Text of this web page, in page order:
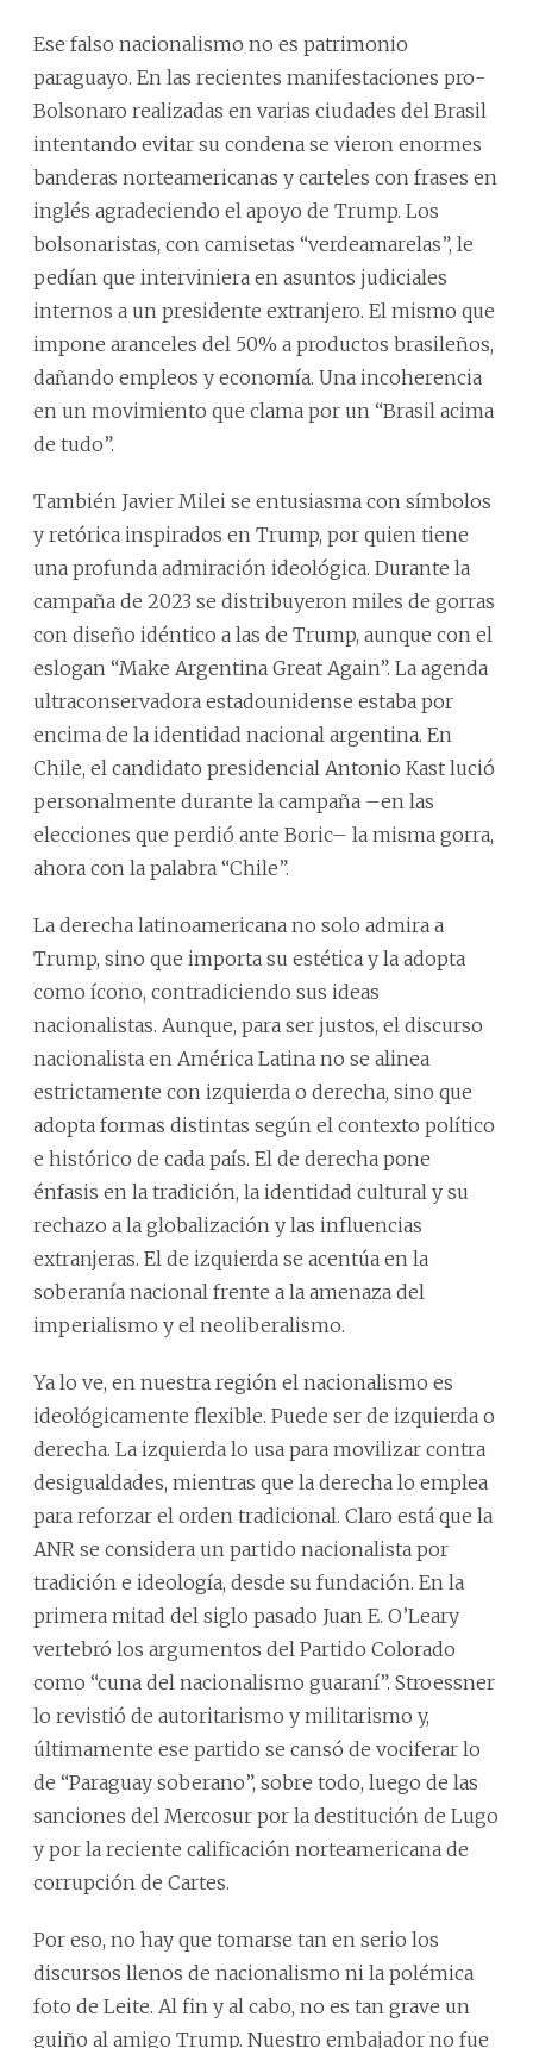
Ese falso nacionalismo no es patrimonio
paraguayo. En las recientes manifestaciones pro-
Bolsonaro realizadas en varias ciudades del Brasil
intentando evitar su condena se vieron enormes
banderas norteamericanas y carteles con frases en
inglés agradeciendo el apoyo de Trump. Los
bolsonaristas, con camisetas “verdeamarelas”, le
pedían que interviniera en asuntos judiciales
internos a un presidente extranjero. El mismo que
impone aranceles del 50% a productos brasileños,
dañando empleos y economía. Una incoherencia
en un movimiento que clama por un “Brasil acima
de tudo”.
También Javier Milei se entusiasma con símbolos
y retórica inspirados en Trump, por quien tiene
una profunda admiración ideológica. Durante la
campaña de 2023 se distribuyeron miles de gorras
con diseño idéntico a las de Trump, aunque con el
eslogan “Make Argentina Great Again”. La agenda
ultraconservadora estadounidense estaba por
encima de la identidad nacional argentina. En
Chile, el candidato presidencial Antonio Kast lució
personalmente durante la campaña –en las
elecciones que perdió ante Boric– la misma gorra,
ahora con la palabra “Chile”.
La derecha latinoamericana no solo admira a
Trump, sino que importa su estética y la adopta
como ícono, contradiciendo sus ideas
nacionalistas. Aunque, para ser justos, el discurso
nacionalista en América Latina no se alinea
estrictamente con izquierda o derecha, sino que
adopta formas distintas según el contexto político
e histórico de cada país. El de derecha pone
énfasis en la tradición, la identidad cultural y su
rechazo a la globalización y las influencias
extranjeras. El de izquierda se acentúa en la
soberanía nacional frente a la amenaza del
imperialismo y el neoliberalismo.
Ya lo ve, en nuestra región el nacionalismo es
ideológicamente flexible. Puede ser de izquierda o
derecha. La izquierda lo usa para movilizar contra
desigualdades, mientras que la derecha lo emplea
para reforzar el orden tradicional. Claro está que la
ANR se considera un partido nacionalista por
tradición e ideología, desde su fundación. En la
primera mitad del siglo pasado Juan E. O’Leary
vertebró los argumentos del Partido Colorado
como “cuna del nacionalismo guaraní”. Stroessner
lo revistió de autoritarismo y militarismo y,
últimamente ese partido se cansó de vociferar lo
de “Paraguay soberano”, sobre todo, luego de las
sanciones del Mercosur por la destitución de Lugo
y por la reciente calificación norteamericana de
corrupción de Cartes.
Por eso, no hay que tomarse tan en serio los
discursos llenos de nacionalismo ni la polémica
foto de Leite. Al fin y al cabo, no es tan grave un
guiño al amigo Trump. Nuestro embajador no fue